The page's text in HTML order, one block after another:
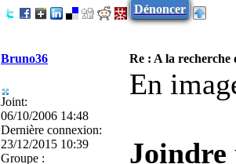
Dénoncer
Bruno36 Re : A la recherche
Joint:
06/10/2006 14:48
Dernière connexion:
23/12/2015 10:39
Groupe :
En